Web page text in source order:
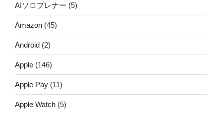
AIソロプレナー (5)
Amazon (45)
Android (2)
Apple (146)
Apple Pay (11)
Apple Watch (5)